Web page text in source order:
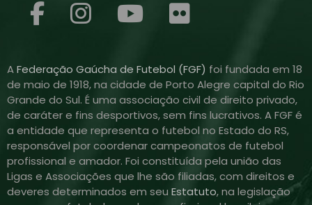
AFederação Gaúcha de Futebol (FGF) foi fundada em 18
de maio de 1918, na cidade de Porto Alegre capital do Rio
Grande do Sul. É uma associação civil de direito privado,
de caráter e fins desportivos, sem fins lucrativos. A FGF é
a entidade que representa o futebol no Estado do RS,
responsável por coordenar campeonatos de futebol
profissional e amador. Foi constituída pela união das
Ligas e Associações que lhe são filiadas, com direitos e
deveres determinados em seu Estatuto, na legislação